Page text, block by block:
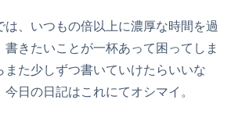
は、いつもの倍以上に濃厚な時間を過
書きたいことが一杯あって困ってしま
また少しずつ書いていけたらいいな
日の日記はこれにてオシマイ。